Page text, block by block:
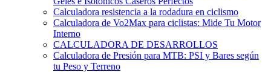
Calculadora resistencia a la rodadura en ciclismo
Calculadora de Vo2Max para ciclistas: Mide Tu Motor
Interno
CALCULADORA DE DESARROLLOS
Calculadora de Presión para MTB: PSI y Bares según
tu Peso y Terreno